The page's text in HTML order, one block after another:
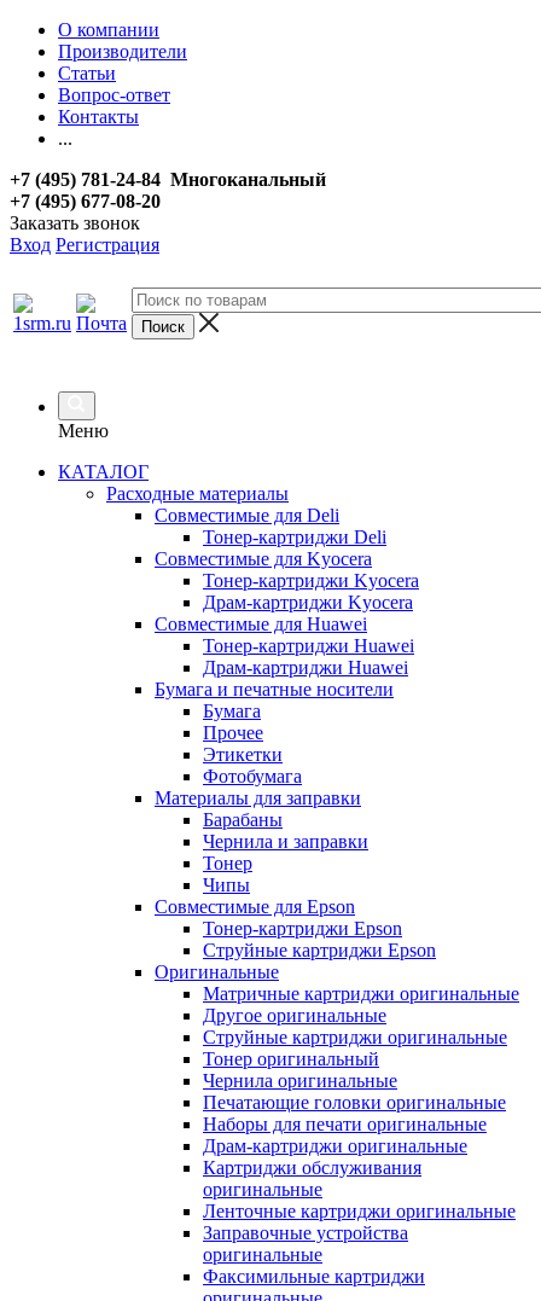
О компании
Производители
Статьи
Вопрос-ответ
Контакты
...
+7 (495) 781-24-84 Многоканальный
+7 (495) 677-08-20
Заказать звонок
Вход Регистрация
Меню
КАТАЛОГ
Расходные материалы
Совместимые для Deli
Тонер-картриджи Deli
Совместимые для Kyocera
Тонер-картриджи Kyocera
Драм-картриджи Kyocera
Совместимые для Huawei
Тонер-картриджи Huawei
Драм-картриджи Huawei
Бумага и печатные носители
Бумага
Прочее
Этикетки
Фотобумага
Материалы для заправки
Барабаны
Чернила и заправки
Тонер
Чипы
Совместимые для Epson
Тонер-картриджи Epson
Струйные картриджи Epson
Оригинальные
Матричные картриджи оригинальные
Другое оригинальные
Струйные картриджи оригинальные
Тонер оригинальный
Чернила оригинальные
Печатающие головки оригинальные
Наборы для печати оригинальные
Драм-картриджи оригинальные
Картриджи обслуживания
оригинальные
Ленточные картриджи оригинальные
Заправочные устройства
оригинальные
Факсимильные картриджи